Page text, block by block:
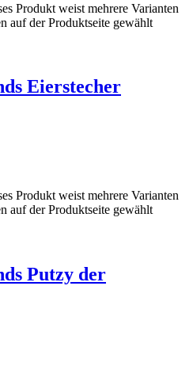
Produkt weist mehrere Varianten
auf der Produktseite gewählt
Eierstecher
Produkt weist mehrere Varianten
auf der Produktseite gewählt
Putzy der